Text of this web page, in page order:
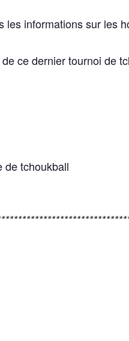
les informations sur les
ce dernier tournoi de
de tchoukball